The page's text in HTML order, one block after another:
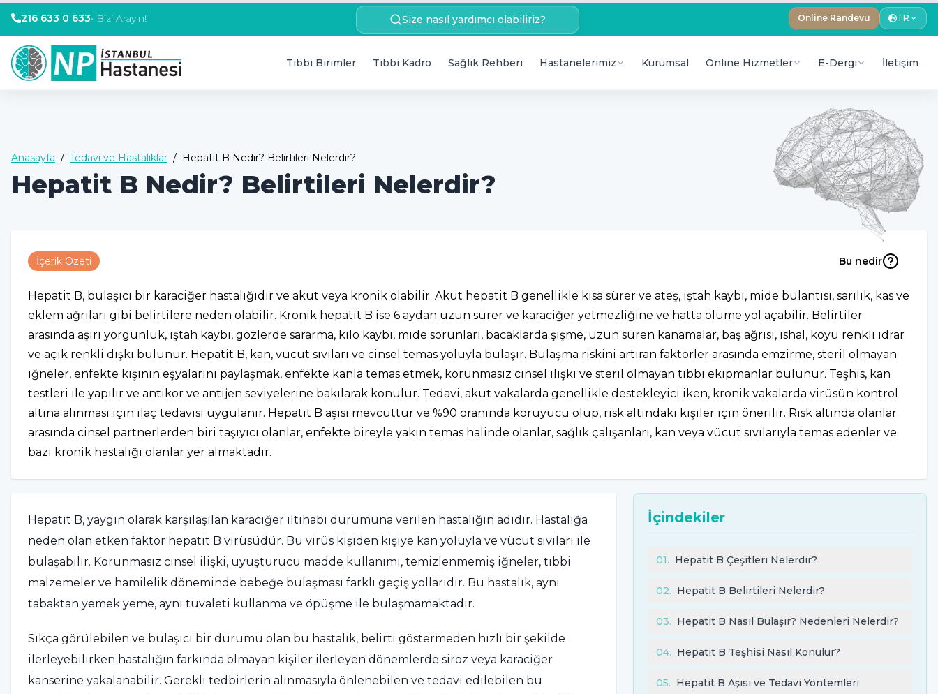
216 633 0 633• Bizi Arayın! Size nasıl yardımcı olabiliriz? Online Randevu TR
Tıbbi Birimler Tıbbi Kadro Sağlık Rehberi Hastanelerimiz Kurumsal Online Hizmetler E-Dergi İletişim
Anasayfa / Tedavi ve Hastalıklar / Hepatit B Nedir? Belirtileri Nelerdir?
Hepatit B Nedir? Belirtileri Nelerdir?
İçerik Özeti Bu nedir
Hepatit B, bulaşıcı bir karaciğer hastalığıdır ve akut veya kronik olabilir. Akut hepatit B genellikle kısa sürer ve ateş, iştah kaybı, mide bulantısı, sarılık, kas ve
eklem ağrıları gibi belirtilere neden olabilir. Kronik hepatit B ise 6 aydan uzun sürer ve karaciğer yetmezliğine ve hatta ölüme yol açabilir. Belirtiler
arasında aşırı yorgunluk, iştah kaybı, gözlerde sararma, kilo kaybı, mide sorunları, bacaklarda şişme, uzun süren kanamalar, baş ağrısı, ishal, koyu renkli idrar
ve açık renkli dışkı bulunur. Hepatit B, kan, vücut sıvıları ve cinsel temas yoluyla bulaşır. Bulaşma riskini artıran faktörler arasında emzirme, steril olmayan
iğneler, enfekte kişinin eşyalarını paylaşmak, enfekte kanla temas etmek, korunmasız cinsel ilişki ve steril olmayan tıbbi ekipmanlar bulunur. Teşhis, kan
testleri ile yapılır ve antikor ve antijen seviyelerine bakılarak konulur. Tedavi, akut vakalarda genellikle destekleyici iken, kronik vakalarda virüsün kontrol
altına alınması için ilaç tedavisi uygulanır. Hepatit B aşısı mevcuttur ve %90 oranında koruyucu olup, risk altındaki kişiler için önerilir. Risk altında olanlar
arasında cinsel partnerlerden biri taşıyıcı olanlar, enfekte bireyle yakın temas halinde olanlar, sağlık çalışanları, kan veya vücut sıvılarıyla temas edenler ve
bazı kronik hastalığı olanlar yer almaktadır.
Hepatit B, yaygın olarak karşılaşılan karaciğer iltihabı durumuna verilen hastalığın adıdır. Hastalığa
neden olan etken faktör hepatit B virüsüdür. Bu virüs kişiden kişiye kan yoluyla ve vücut sıvıları ile
bulaşabilir. Korunmasız cinsel ilişki, uyuşturucu madde kullanımı, temizlenmemiş iğneler, tıbbi
malzemeler ve hamilelik döneminde bebeğe bulaşması farklı geçiş yollarıdır. Bu hastalık, aynı
tabaktan yemek yeme, aynı tuvaleti kullanma ve öpüşme ile bulaşmamaktadır.
Sıkça görülebilen ve bulaşıcı bir durumu olan bu hastalık, belirti göstermeden hızlı bir şekilde
ilerleyebilirken hastalığın farkında olmayan kişiler ilerleyen dönemlerde siroz veya karaciğer
kanserine yakalanabilir. Gerekli tedbirlerin alınmasıyla önlenebilen ve tedavi edilebilen bu
İçindekiler
01. Hepatit B Çeşitleri Nelerdir?
02. Hepatit B Belirtileri Nelerdir?
03. Hepatit B Nasıl Bulaşır? Nedenleri Nelerdir?
04. Hepatit B Teşhisi Nasıl Konulur?
05. Hepatit B Aşısı ve Tedavi Yöntemleri